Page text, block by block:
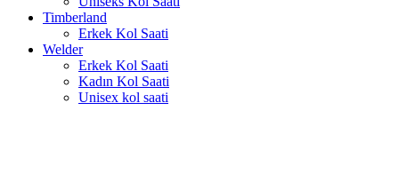
Timberland
Erkek Kol Saati
Welder
Erkek Kol Saati
Kadın Kol Saati
Unisex kol saati